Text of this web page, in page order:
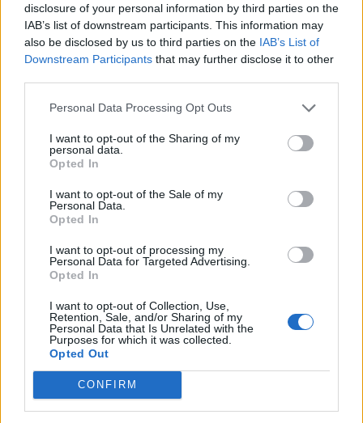
disclosure of your personal information by third parties on the
IAB’s list of downstream participants. This information may
also be disclosed by us to third parties on the IAB’s List of
Downstream Participants that may further disclose it to other
Personal Data Processing Opt Outs
I want to opt-out of the Sharing of my
personal data.
Opted In
I want to opt-out of the Sale of my
Personal Data.
Opted In
I want to opt-out of processing my
Personal Data for Targeted Advertising.
Opted In
I want to opt-out of Collection, Use,
Retention, Sale, and/or Sharing of my
Personal Data that Is Unrelated with the
Purposes for which it was collected.
Opted Out
CONFIRM
Property Investment Forum 2026A hazai ingatlanpiac
legnagyobb üzleti és networking találkozója! Idén a 22.
alkalommal!Információ és jelentkezés A globális FM piac
olvasható az elemzésben. A létesítménygazdálkodás
szerepe az elmúlt években világszerte...
KEDVES OLVASÓNK!
A keresett cikk a portfolio.hu hírarchívumához
regisztrációhoz kötött.
Az előfizetés a következőket tartalmazza:
Portfolio.hu teljes cikkarchívum
Kötéslisták: BÉT elmúlt 2 év napon belüli
kötéslistái